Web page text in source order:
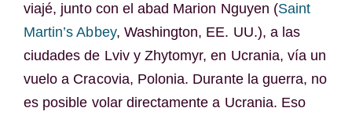
viajé, junto con el abad Marion Nguyen (Saint
Martin’s Abbey, Washington, EE. UU.), a las
ciudades de Lviv y Zhytomyr, en Ucrania, vía un
vuelo a Cracovia, Polonia. Durante la guerra, no
es posible volar directamente a Ucrania. Eso